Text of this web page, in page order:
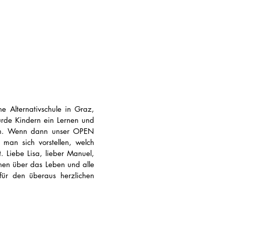
Alternativschule in Graz,
Kindern ein Lernen und
Wenn dann unser OPEN
sich vorstellen, welch
Liebe Lisa, lieber Manuel,
über das Leben und alle
den überaus herzlichen